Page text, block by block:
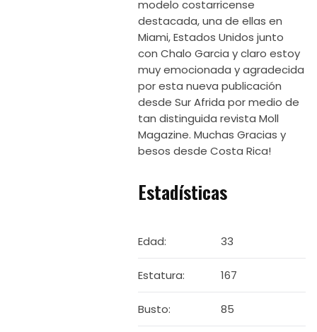
modelo costarricense
destacada, una de ellas en
Miami, Estados Unidos junto
con Chalo Garcia y claro estoy
muy emocionada y agradecida
por esta nueva publicación
desde Sur Afrida por medio de
tan distinguida revista Moll
Magazine. Muchas Gracias y
besos desde Costa Rica!
Estadísticas
Edad: 33
Estatura: 167
Busto: 85